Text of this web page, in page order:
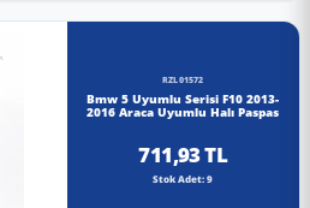
RZL01572
Bmw 5 Uyumlu Serisi F10 2013-
2016 Araca Uyumlu Halı Paspas
711,93 TL
Stok Adet: 9